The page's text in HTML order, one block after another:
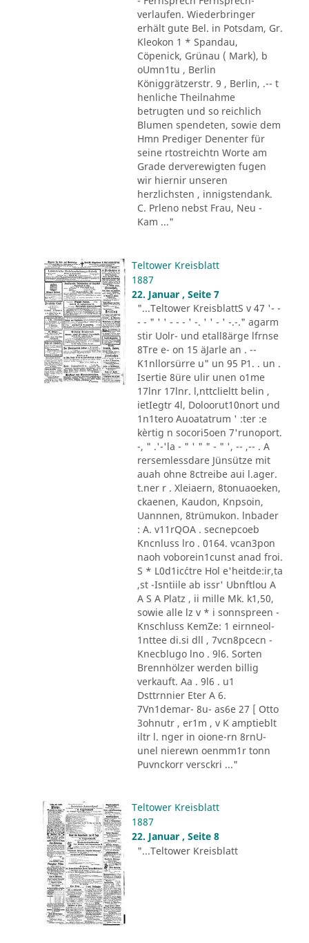
verlaufen. Wiederbringer
erhält gute Bel. in Potsdam, Gr.
Kleokon 1 * Spandau,
Cöpenick, Grünau ( Mark), b
oUmn1tu , Berlin
Königgrätzerstr. 9 , Berlin, .-- t
henliche Theilnahme
betrugten und so reichlich
Blumen spendeten, sowie dem
Hmn Prediger Denenter für
seine rtostreichtn Worte am
Grade derverewigten fugen
wir hiernir unseren
herzlichsten , innigstendank.
C. Prleno nebst Frau, Neu -
Kam ..."
Teltower Kreisblatt
1887
22. Januar , Seite 7
"...Teltower KreisblattS v 47 '- -
- - " ' ' - - - ' -. ' ' - ' -.-." agarm
stir Uolr- und etall8ärge lfrnse
8Tre e- on 15 äJarle an . --
K1nllorsürre u" un 95 P1. . un .
Isertie 8üre ulir unen o1me
17lnr 17lnr. l,nttclieltt belin ,
ietIegtr 4l, Doloorut10nort und
1n1tero Auoatatrum ' :ter :e
kèrtig n socori5oen 7'runoport.
-, " .'-'la - " ' " " - " ', -- ,-- . A
rersemlessdare Jünsütze mit
auah ohne 8ctreibe aui l.ager.
t.ner r . Xleiaern, 8tonuaoeken,
ckaenen, Kaudon, Knpsoin,
Uannnen, 8trümukon. lnbader
: A. v11rQOA . secnepcoeb
Kncnluss lro . 0164. vcan3pon
naoh voborein1cunst anad froi.
S * L0d1ic´ctre Hol e'heitde:ir,ta
,st -Isntiile ab issr' Ubnftlou A
A S A Platz , ii mille Mk. k1,50,
sowie alle lz v * i sonnspreen -
Knschluss KemZe: 1 eirnneol-
1nttee di.si dll , 7vcn8pcecn -
Knecblugo lno . 9l6. Sorten
Brennhölzer werden billig
verkauft. Aa . 9l6 . u1
Dsttrnnier Eter A 6.
7Vn1demar- 8u- as6e 27 [ Otto
3ohnutr , er1m , v K amptieblt
iltr l. nger in oione-rn 8rnU-
unel nierewn oenmm1r tonn
Puvnckorr versckri ..."
Teltower Kreisblatt
1887
22. Januar , Seite 8
"...Teltower Kreisblatt